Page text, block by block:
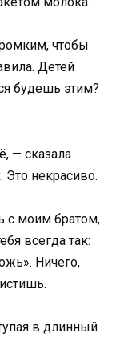
чтобы
Детей
будешь этим?
— сказала
Это некрасиво.
с моим братом,
всегда так:
Ничего,
в длинный